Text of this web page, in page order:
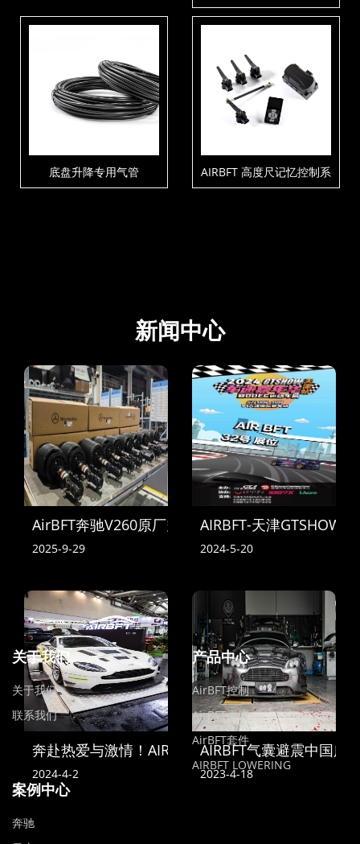
底盘升降专用气管
AIRBFT 高度尺记忆控制系
统V4-PH3
新闻中心
AirBFT奔驰V260原厂空气悬挂到货
2025-9-29
AIRBFT-天津GTSHOW
2024-5-20
奔赴热爱与激情！AIRBFT中国亮相2024苏州GT
2024-4-2
AIRBFT气囊避震中国广
2023-4-18
关于我们
关于我们
联系我们
产品中心
AirBFT控制
AirBFT避震
AirBFT套件
AIRBFT LOWERING
案例中心
奔驰